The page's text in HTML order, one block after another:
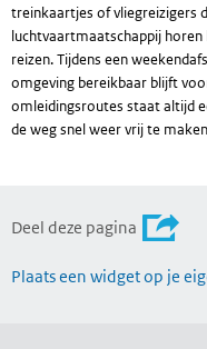
treinkaartjes of vliegreizigers
luchtvaartmaatschappij horen
reizen. Tijdens een
omgeving bereikbaar blijft
omleidingsroutes staat altijd
de weg snel weer vrij te
Deel deze pagina
Plaats een widget op je